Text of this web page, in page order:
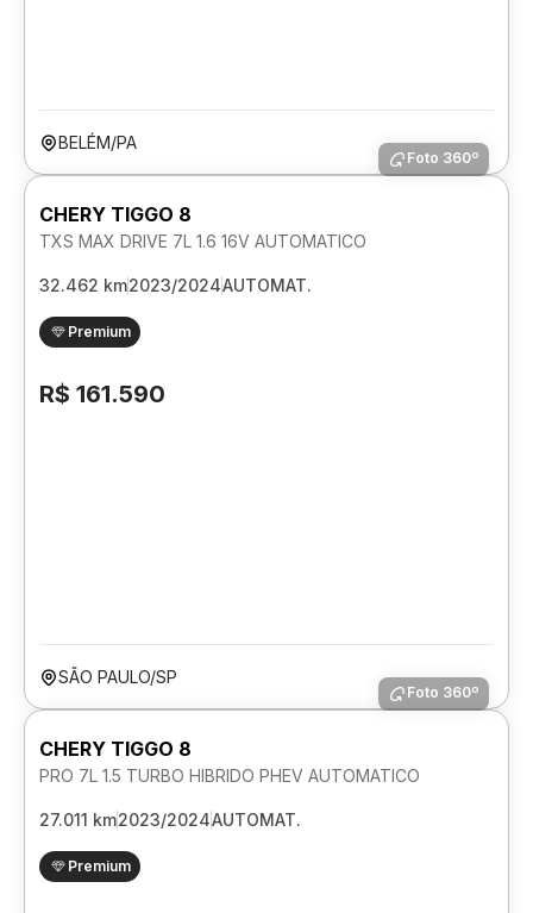
BELÉM/PA
Foto 360º
CHERY TIGGO 8
TXS MAX DRIVE 7L 1.6 16V AUTOMATICO
32.462 km2023/2024AUTOMAT.
Premium
R$ 161.590
SÃO PAULO/SP
Foto 360º
CHERY TIGGO 8
PRO 7L 1.5 TURBO HIBRIDO PHEV AUTOMATICO
27.011 km2023/2024AUTOMAT.
Premium